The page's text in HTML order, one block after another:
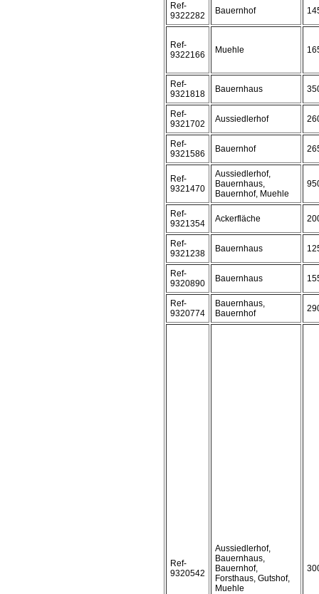
Ref-
9322282
Bauernhof
Ref-
9322166
Muehle
Ref-
9321818
Bauernhaus
Ref-
9321702
Aussiedlerhof
Ref-
9321586
Bauernhof
Ref-
9321470
Aussiedlerhof,
Bauernhaus,
Bauernhof, Muehle
Ref-
9321354
Ackerfläche
Ref-
9321238
Bauernhaus
Ref-
9320890
Bauernhaus
Ref-
9320774
Bauernhaus,
Bauernhof
Ref-
9320542
Aussiedlerhof,
Bauernhaus,
Bauernhof,
Forsthaus, Gutshof,
Muehle